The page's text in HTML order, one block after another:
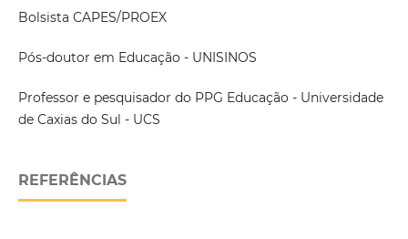
Bolsista CAPES/PROEX
Pós-doutor em Educação - UNISINOS
Professor e pesquisador do PPG Educação - Universidade
de Caxias do Sul - UCS
REFERÊNCIAS